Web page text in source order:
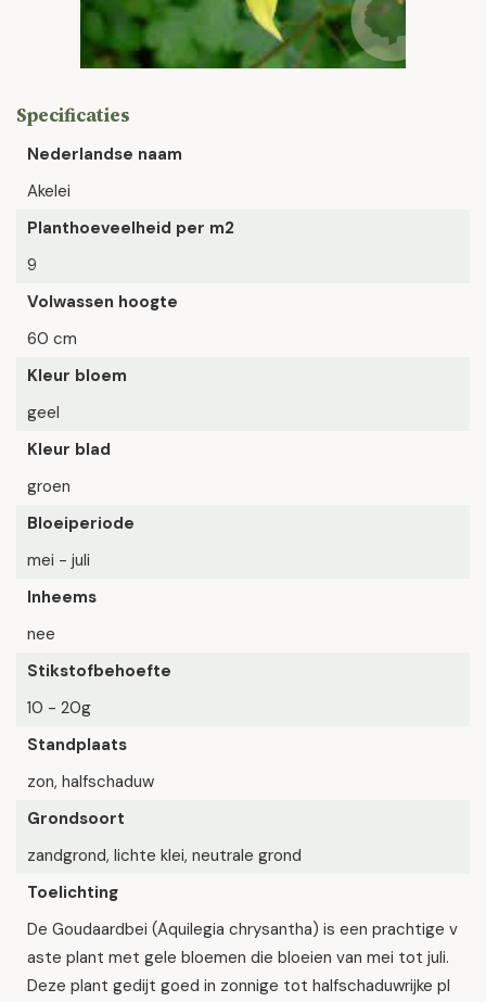
Specificaties
Nederlandse naam
Akelei
Planthoeveelheid per m2
9
Volwassen hoogte
60 cm
Kleur bloem
geel
Kleur blad
groen
Bloeiperiode
mei - juli
Inheems
nee
Stikstofbehoefte
10 - 20g
Standplaats
zon, halfschaduw
Grondsoort
zandgrond, lichte klei, neutrale grond
Toelichting
De Goudaardbei (Aquilegia chrysantha) is een prachtige v
aste plant met gele bloemen die bloeien van mei tot juli.
Deze plant gedijt goed in zonnige tot halfschaduwrijke pl